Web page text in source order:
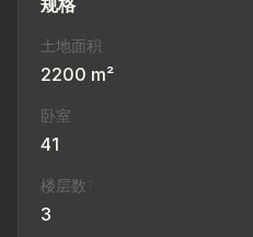
规格
土地面积
2200 m²
卧室
41
楼层数
3